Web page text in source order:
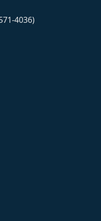
4036)